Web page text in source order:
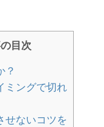
目次
？
ミングで切れ
せないコツを